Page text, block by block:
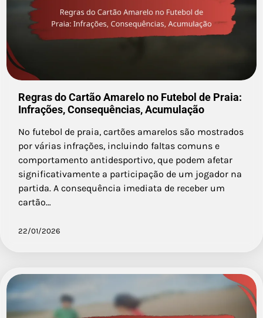
Regras do Cartão Amarelo no Futebol de Praia:
Infrações, Consequências, Acumulação
No futebol de praia, cartões amarelos são mostrados
por várias infrações, incluindo faltas comuns e
comportamento antidesportivo, que podem afetar
significativamente a participação de um jogador na
partida. A consequência imediata de receber um
cartão…
22/01/2026